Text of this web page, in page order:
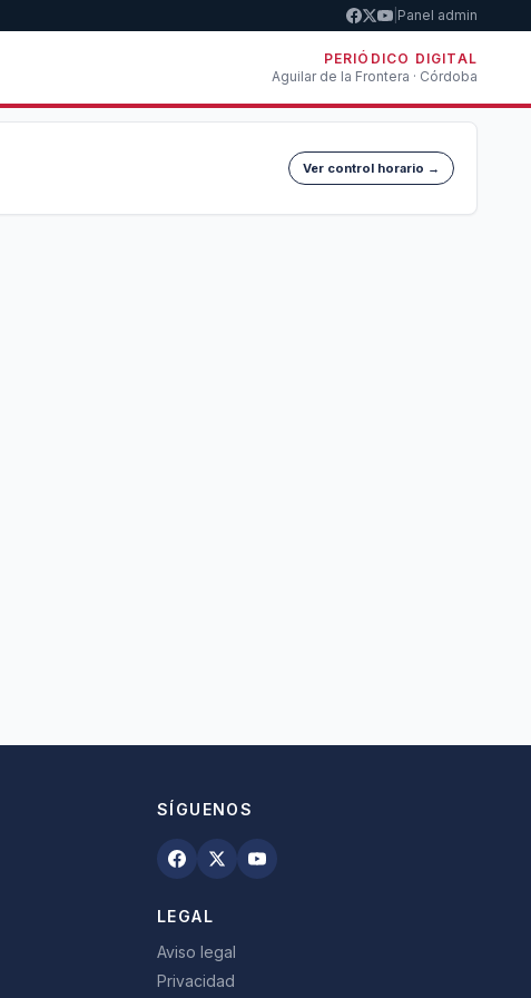
Panel admin
PERIÓDICO DIGITAL
Aguilar de la Frontera · Córdoba
Ver control horario →
SÍGUENOS
LEGAL
Aviso legal
Privacidad